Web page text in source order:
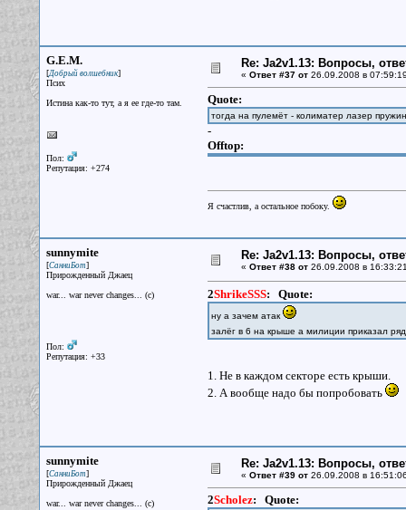
G.E.M.
[Добрый волшебник]
Псих
Истина как-то тут, а я ее где-то там.
Пол:
Репутация: +274
Re: Ja2v1.13: Вопросы,
« Ответ #37 от26.09.2008 в
Quote:
тогда на пулемёт - колиматер лазер
-
Offtop:
Я счастлив, а остальное побоку.
sunnymite
[СанниБот]
Прирожденный Джаец
war... war never changes... (c)
Пол:
Репутация: +33
Re: Ja2v1.13: Вопросы,
« Ответ #38 от26.09.2008 в
2ShrikeSSS: Quote:
ну а зачем атак
залёг в 6 на крыше а милиции приказал
1. Не в каждом секторе есть крыши.
2. А вообще надо бы попробовать
sunnymite
[СанниБот]
Прирожденный Джаец
war... war never changes... (c)
Re: Ja2v1.13: Вопросы,
« Ответ #39 от26.09.2008 в
2Scholez: Quote: